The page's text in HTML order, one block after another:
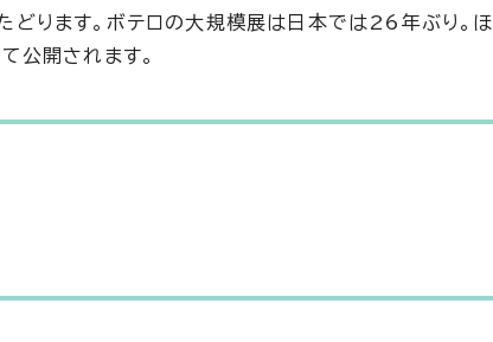
ります。ボテロの大規模展は日本では26年ぶり。ほ
公開されます。